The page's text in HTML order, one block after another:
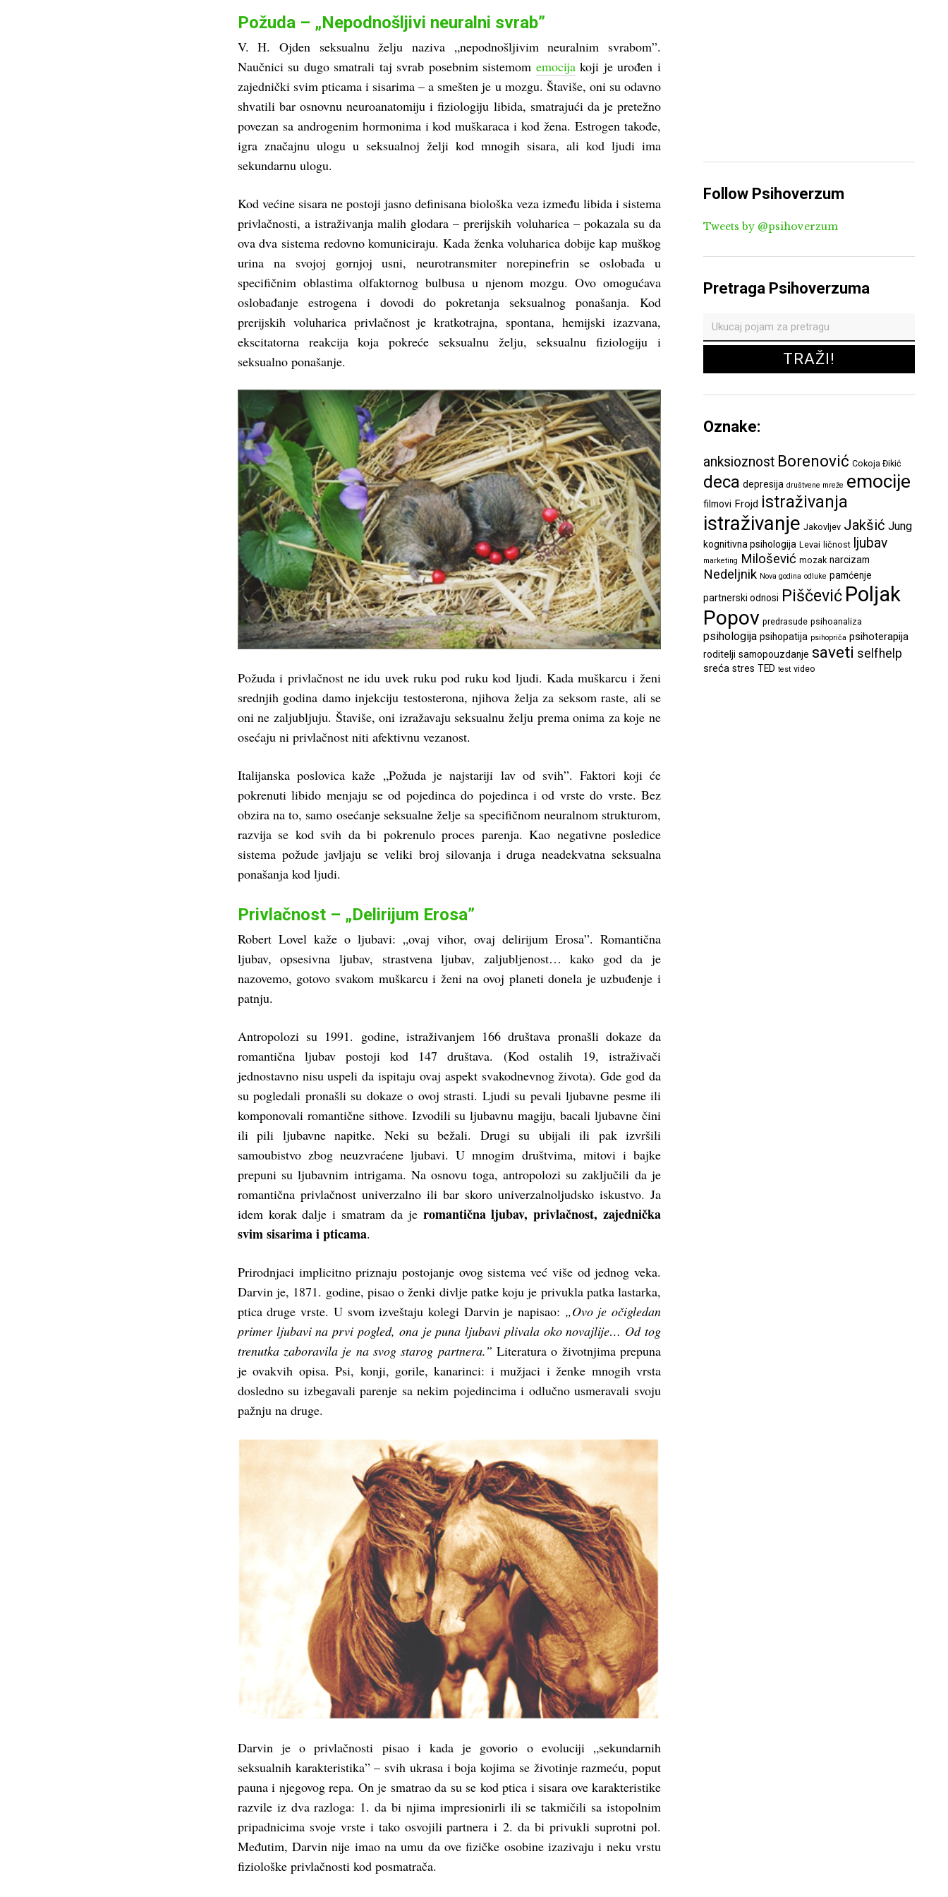
Požuda – „Nepodnošljivi neuralni svrab”
V. H. Ojden seksualnu želju naziva „nepodnošljivim neuralnim svrabom”.
Naučnici su dugo smatrali taj svrab posebnim sistemom emocijakoji je urođen i
zajednički svim pticama i sisarima – a smešten je u mozgu. Štaviše, oni su odavno
shvatili bar osnovnu neuroanatomiju i fiziologiju libida, smatrajući da je pretežno
povezan sa androgenim hormonima i kod muškaraca i kod žena. Estrogen takođe,
igra značajnu ulogu u seksualnoj želji kod mnogih sisara, ali kod ljudi ima
sekundarnu ulogu.
Kod većine sisara ne postoji jasno definisana biološka veza između libida i sistema
privlačnosti, a istraživanja malih glodara – prerijskih voluharica – pokazala su da
ova dva sistema redovno komuniciraju. Kada ženka voluharica dobije kap muškog
urina na svojoj gornjoj usni, neurotransmiter norepinefrin se oslobađa u
specifičnim oblastima olfaktornog bulbusa u njenom mozgu. Ovo omogućava
oslobađanje estrogena i dovodi do pokretanja seksualnog ponašanja. Kod
prerijskih voluharica privlačnost je kratkotrajna, spontana, hemijski izazvana,
ekscitatorna reakcija koja pokreće seksualnu želju, seksualnu fiziologiju i
seksualno ponašanje.
Požuda i privlačnost ne idu uvek ruku pod ruku kod ljudi. Kada muškarcu i ženi
srednjih godina damo injekciju testosterona, njihova želja za seksom raste, ali se
oni ne zaljubljuju. Štaviše, oni izražavaju seksualnu želju prema onima za koje ne
osećaju ni privlačnost niti afektivnu vezanost.
Italijanska poslovica kaže „Požuda je najstariji lav od svih”. Faktori koji će
pokrenuti libido menjaju se od pojedinca do pojedinca i od vrste do vrste. Bez
obzira na to, samo osećanje seksualne želje sa specifičnom neuralnom strukturom,
razvija se kod svih da bi pokrenulo proces parenja. Kao negativne posledice
sistema požude javljaju se veliki broj silovanja i druga neadekvatna seksualna
ponašanja kod ljudi.
Privlačnost – „Delirijum Erosa”
Robert Lovel kaže o ljubavi: „ovaj vihor, ovaj delirijum Erosa”. Romantična
ljubav, opsesivna ljubav, strastvena ljubav, zaljubljenost… kako god da je
nazovemo, gotovo svakom muškarcu i ženi na ovoj planeti donela je uzbuđenje i
patnju.
Antropolozi su 1991. godine, istraživanjem 166 društava pronašli dokaze da
romantična ljubav postoji kod 147 društava. (Kod ostalih 19, istraživači
jednostavno nisu uspeli da ispitaju ovaj aspekt svakodnevnog života). Gde god da
su pogledali pronašli su dokaze o ovoj strasti. Ljudi su pevali ljubavne pesme ili
komponovali romantične sithove. Izvodili su ljubavnu magiju, bacali ljubavne čini
ili pili ljubavne napitke. Neki su bežali. Drugi su ubijali ili pak izvršili
samoubistvo zbog neuzvraćene ljubavi. U mnogim društvima, mitovi i bajke
prepuni su ljubavnim intrigama. Na osnovu toga, antropolozi su zaključili da je
romantična privlačnost univerzalno ili bar skoro univerzalnoljudsko iskustvo. Ja
idem korak dalje i smatram da je romantična ljubav, privlačnost, zajednička
svim sisarima i pticama.
Prirodnjaci implicitno priznaju postojanje ovog sistema već više od jednog veka.
Darvin je, 1871. godine, pisao o ženki divlje patke koju je privukla patka lastarka,
ptica druge vrste. U svom izveštaju kolegi Darvin je napisao: „Ovo je očigledan
primer ljubavi na prvi pogled, ona je puna ljubavi plivala oko novajlije… Od tog
trenutka zaboravila je na svog starog partnera.” Literatura o životnjima prepuna
je ovakvih opisa. Psi, konji, gorile, kanarinci: i mužjaci i ženke mnogih vrsta
dosledno su izbegavali parenje sa nekim pojedincima i odlučno usmeravali svoju
pažnju na druge.
Darvin je o privlačnosti pisao i kada je govorio o evoluciji „sekundarnih
seksualnih karakteristika” – svih ukrasa i boja kojima se životinje razmeću, poput
pauna i njegovog repa. On je smatrao da su se kod ptica i sisara ove karakteristike
razvile iz dva razloga: 1. da bi njima impresionirli ili se takmičili sa istopolnim
pripadnicima svoje vrste i tako osvojili partnera i 2. da bi privukli suprotni pol.
Međutim, Darvin nije imao na umu da ove fizičke osobine izazivaju i neku vrstu
fiziološke privlačnosti kod posmatrača.
Follow Psihoverzum
Tweets by @psihoverzum
Pretraga Psihoverzuma
Oznake:
anksioznost Borenović Cokoja Đikić
deca depresija društvene mreže emocije
filmovi Frojd istraživanja
istraživanje Jakovljev Jakšić Jung
kognitivna psihologija Levai ličnost ljubav
marketing Milošević mozak narcizam
Nedeljnik Nova godina odluke pamćenje
partnerski odnosi Piščević Poljak
Popov predrasude psihoanaliza
psihologija psihopatija psihopriča psihoterapija
roditelji samopouzdanje saveti selfhelp
sreća stres TED test video